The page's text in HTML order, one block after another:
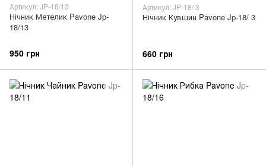
Артикул: JP-18/13
Нічник Метелик Pavone Jp-
18/13
950 грн
Артикул: JP-18/ 3
Нічник Кувшин Pavone Jp-18/ 3
660 грн